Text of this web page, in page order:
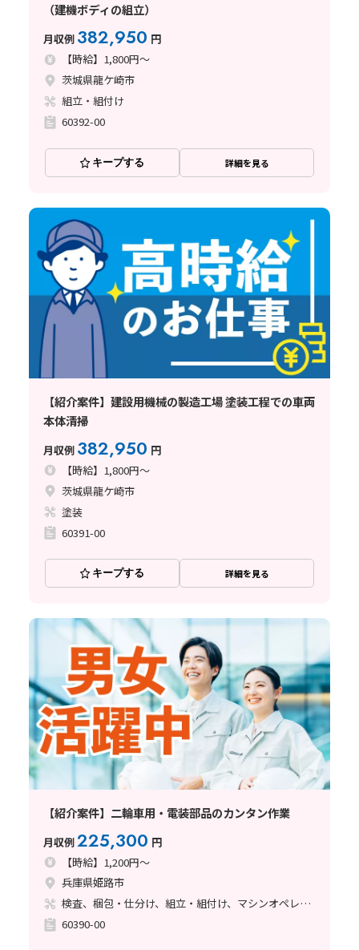
（建機ボディの組立）
月収例 382,950 円
【時給】1,800円～
茨城県龍ケ崎市
組立・組付け
60392-00
キープする 詳細を見る
【紹介案件】建設用機械の製造工場 塗装工程での車両
本体清掃
月収例 382,950 円
【時給】1,800円～
茨城県龍ケ崎市
塗装
60391-00
キープする 詳細を見る
【紹介案件】二輪車用・電装部品のカンタン作業
月収例225,300 円
【時給】1,200円～
兵庫県姫路市
検査、梱包・仕分け、組立・組付け、マシンオペレーター、ライン作業
60390-00